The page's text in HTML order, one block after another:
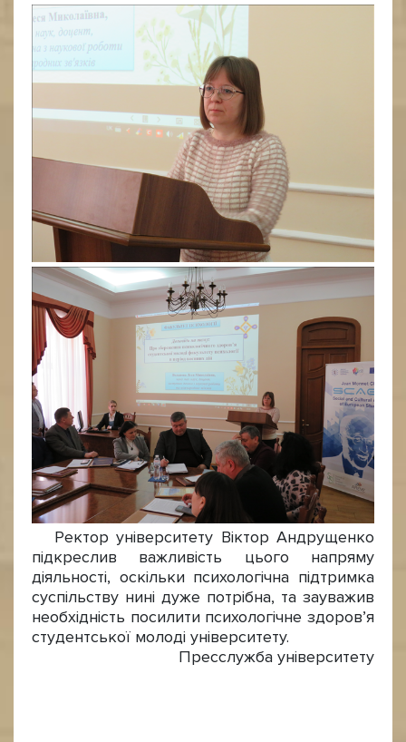
Ректор університету Віктор Андрущенко
підкреслив важливість цього напряму
діяльності, оскільки психологічна підтримка
суспільству нині дуже потрібна, та зауважив
необхідність посилити психологічне здоров’я
студентської молоді університету.
Пресслужба університету